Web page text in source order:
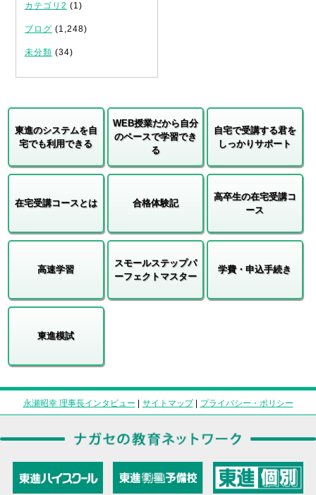
カテゴリ2 (1)
ブログ (1,248)
未分類 (34)
東進のシステムを自
宅でも利用できる
WEB授業だから自分
のペースで学習でき
る
自宅で受講する君を
しっかりサポート
在宅受講コースとは 合格体験記
高卒生の在宅受講コ
ース
高速学習
スモールステップパ
ーフェクトマスター
学費・申込手続き
東進模試
永瀬昭幸 理事長インタビュー | サイトマップ| プライバシー・ポリシー